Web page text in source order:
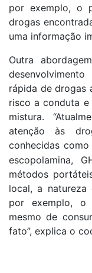
por exemplo, o
drogas
uma informação
Outra
rápida de drogas
risco a conduta e
mistura.
atenção às
conhecidas como
escopolamina,
métodos
local, a natureza
por exemplo, o
mesmo de
fato”, explica o